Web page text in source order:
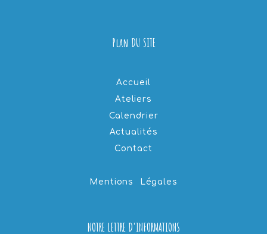
Plan DU SITE
Accueil
Ateliers
Calendrier
Actualités
Contact
Mentions Légales
NOTRE LETTRE D'INFORMATIONS